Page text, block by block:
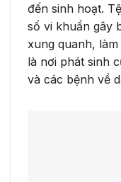
đến sinh hoạt.
số vi khuẩn gây
xung quanh,
là nơi phát sinh
và các bệnh về